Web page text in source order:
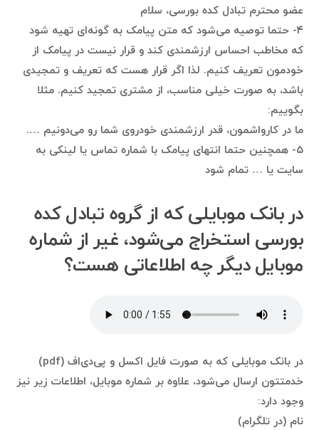
عضو محترم تبادل کده بورسی، سلام
۴- حتما توصیه می‌شود که متن پیامک به گونه‌ای تهیه شود
که مخاطب احساس ارزشمندی کند و قرار نیست در پیامک از
خودمون تعریف کنیم. لذا اگر قرار هست که تعریف و تمجیدی
باشد، به صورت خیلی مناسب، از مشتری تمجید کنیم. مثلا
بگوییم:
ما در کارواشمون، قدر ارزشمندی خودروی شما رو می‌دونیم ….
۵- همچنین حتما انتهای پیامک با شماره تماس یا لینکی به
سایت یا … تمام شود
در بانک موبایلی که از گروه تبادل کده
بورسی استخراج می‌شود، غیر از شماره
موبایل دیگر چه اطلاعاتی هست؟
در بانک موبایلی که به صورت فایل اکسل و پی‌دی‌اف (pdf)
خدمتتون ارسال می‌شود، علاوه بر شماره موبایل، اطلاعات زیر نیز
وجود دارد:
نام (در تلگرام)